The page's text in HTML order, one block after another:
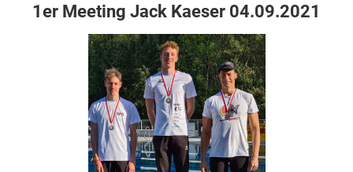
1er Meeting Jack Kaeser 04.09.2021